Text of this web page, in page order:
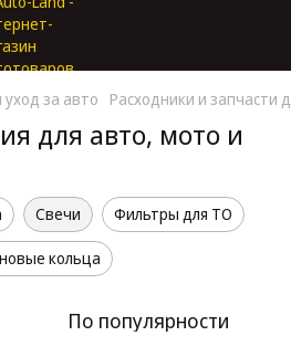
за авто Расходники и запчасти
для авто, мото и
Свечи Фильтры для ТО
кольца
По популярности